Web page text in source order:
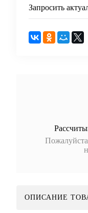
Запросить
ОПИСАНИЕ